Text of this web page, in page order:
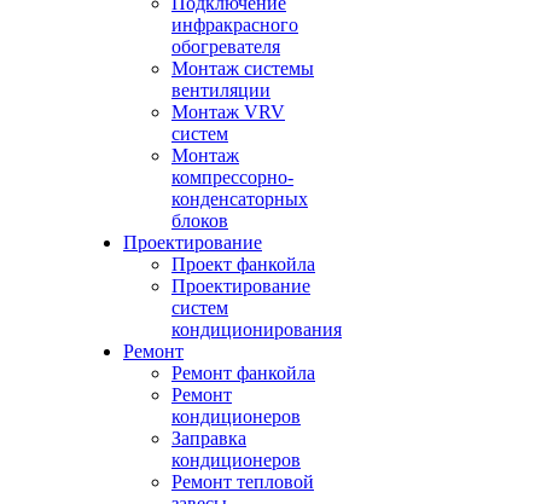
инфракрасного
обогревателя
Монтаж системы
вентиляции
Монтаж VRV
систем
Монтаж
компрессорно-
конденсаторных
блоков
Проектирование
Проект фанкойла
Проектирование
систем
кондиционирования
Ремонт
Ремонт фанкойла
Ремонт
кондиционеров
Заправка
кондиционеров
Ремонт тепловой